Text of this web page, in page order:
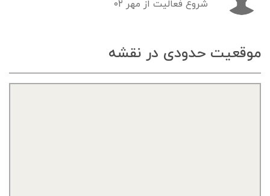
شروع فعالیت از مهر ۰۲
موقعیت حدودی در نقشه